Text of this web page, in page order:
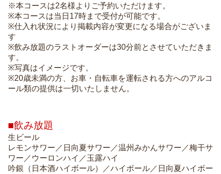
※本コースは2名様よりご予約いただけます。
※本コースは当日17時まで受付が可能です。
※仕入れ状況により掲載内容が変更になる場合がございま
す
※飲み放題のラストオーダーは30分前とさせていただきま
す。
※写真はイメージです。
※20歳未満の方、お車・自転車を運転される方へのアルコ
ール類の提供は一切いたしません。
■飲み放題
生ビール
レモンサワー／日向夏サワー／温州みかんサワー／梅干サ
ワー／ウーロンハイ／玉露ハイ
吟銀（日本酒ハイボール）／ハイボール／日向夏ハイボー